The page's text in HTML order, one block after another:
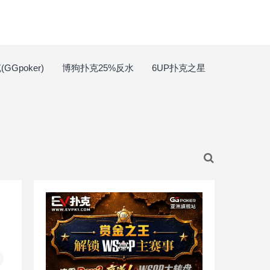
博狗扑克25%反水 6UP扑克之星